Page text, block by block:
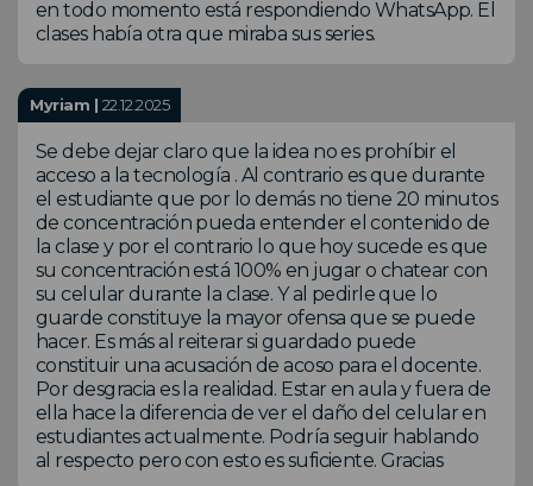
en todo momento está respondiendo WhatsApp. El
clases había otra que miraba sus series.
Myriam | 22.12.2025
Se debe dejar claro que la idea no es prohíbir el
acceso a la tecnología . Al contrario es que durante
el estudiante que por lo demás no tiene 20 minutos
de concentración pueda entender el contenido de
la clase y por el contrario lo que hoy sucede es que
su concentración está 100% en jugar o chatear con
su celular durante la clase. Y al pedirle que lo
guarde constituye la mayor ofensa que se puede
hacer. Es más al reiterar si guardado puede
constituir una acusación de acoso para el docente.
Por desgracia es la realidad. Estar en aula y fuera de
ella hace la diferencia de ver el daño del celular en
estudiantes actualmente. Podría seguir hablando
al respecto pero con esto es suficiente. Gracias